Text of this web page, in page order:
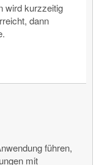
wird kurzzeitig
dann
führen,
mit